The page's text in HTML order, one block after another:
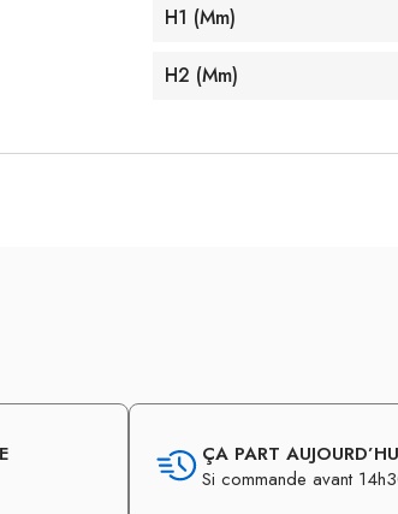
H1 (mm)
H2 (mm)
ÇA PART
Si commande avant